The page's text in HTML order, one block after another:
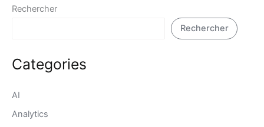
Rechercher
Rechercher
Categories
AI
Analytics